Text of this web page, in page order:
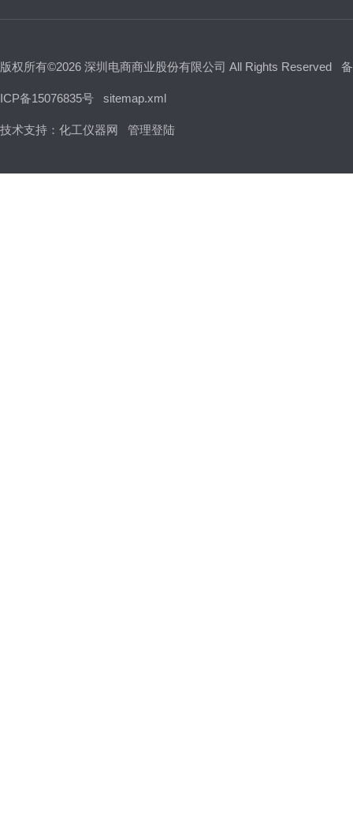
版权所有©2026 深圳电商商业股份有限公司 All Rights Reserved
ICP备15076835号 sitemap.xml
技术支持： 化工仪器网 管理登陆